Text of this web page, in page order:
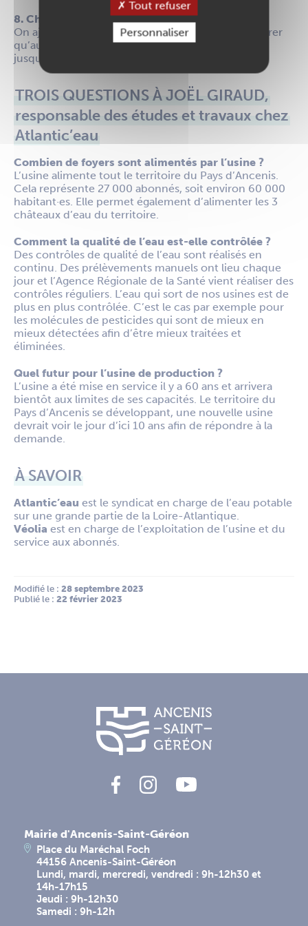
8. Chloration.
On ajoute quelques gouttes de chlore pour s’assurer
qu’aucune bactérie ne se développera dans l’eau
jusqu’à son arrivée dans les robinets.
TROIS QUESTIONS À JOËL GIRAUD,
responsable des études et travaux chez
Atlantic’eau
Combien de foyers sont alimentés par l’usine ?
L’usine alimente tout le territoire du Pays d’Ancenis.
Cela représente 27 000 abonnés, soit environ 60 000
habitant·es. Elle permet également d’alimenter les 3
châteaux d’eau du territoire.
Comment la qualité de l’eau est-elle contrôlée ?
Des contrôles de qualité de l’eau sont réalisés en
continu. Des prélèvements manuels ont lieu chaque
jour et l’Agence Régionale de la Santé vient réaliser des
contrôles réguliers. L’eau qui sort de nos usines est de
plus en plus contrôlée. C’est le cas par exemple pour
les molécules de pesticides qui sont de mieux en
mieux détectées afin d’être mieux traitées et
éliminées.
Quel futur pour l’usine de production ?
L’usine a été mise en service il y a 60 ans et arrivera
bientôt aux limites de ses capacités. Le territoire du
Pays d’Ancenis se développant, une nouvelle usine
devrait voir le jour d’ici 10 ans afin de répondre à la
demande.
À SAVOIR
Atlantic’eau est le syndicat en charge de l’eau potable
sur une grande partie de la Loire-Atlantique.
Véolia est en charge de l’exploitation de l’usine et du
service aux abonnés.
Modifié le : 28 septembre 2023
Publié le : 22 février 2023
Mairie d'Ancenis-Saint-Géréon
Place du Maréchal Foch
44156 Ancenis-Saint-Géréon
Lundi, mardi, mercredi, vendredi : 9h-12h30 et
14h-17h15
Jeudi : 9h-12h30
Samedi : 9h-12h
Tout refuser
Personnaliser